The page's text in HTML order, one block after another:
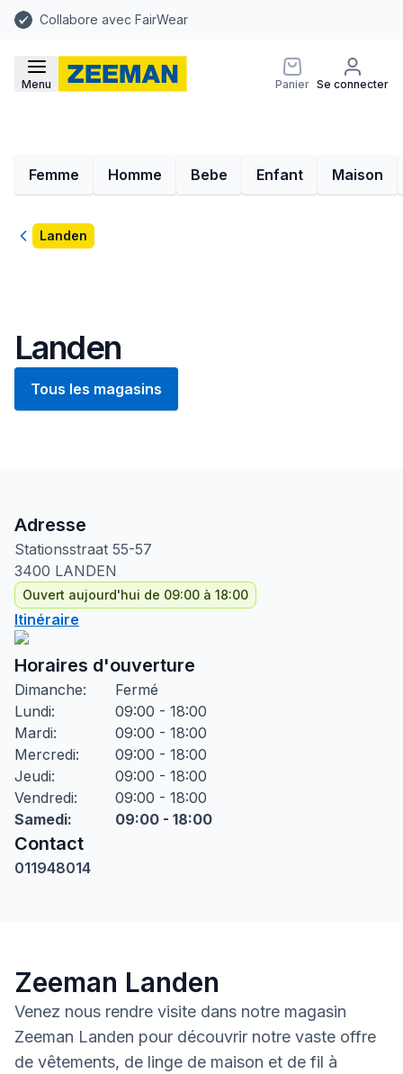
Collabore avec FairWear
Menu Panier Se connecter
Femme Homme Bebe Enfant Maison
RetourLanden
Landen
Tous les magasins
Adresse
Stationsstraat 55-57
3400 LANDEN
Ouvert aujourd'hui de 09:00 à 18:00
Itinéraire
Horaires d'ouverture
Dimanche:
Fermé
Lundi:
09:00 - 18:00
Mardi:
09:00 - 18:00
Mercredi:
09:00 - 18:00
Jeudi:
09:00 - 18:00
Vendredi:
09:00 - 18:00
Samedi: 09:00 - 18:00
Contact
011948014
Zeeman Landen
Venez nous rendre visite dans notre magasin
Zeeman Landen pour découvrir notre vaste offre
de vêtements, de linge de maison et de fil à